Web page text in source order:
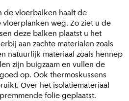
de vloerbalken haalt de
weg. Zo ziet u de
deze balken plaatst u het
aan zachte materialen zoals
natuurlijk materiaal zoals hennep
zijn buigzaam en vullen de
op. Ook thermoskussens
Over het isolatiemateriaal
folie geplaatst.